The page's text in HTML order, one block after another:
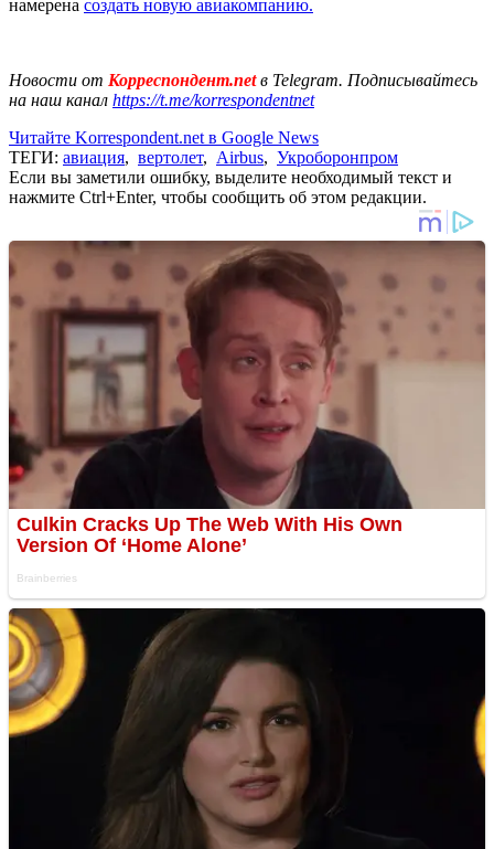
намерена создать новую авиакомпанию.
Новости от Корреспондент.netв Telegram. Подписывайтесь
на наш канал https://t.me/korrespondentnet
Читайте Korrespondent.net в Google News
ТЕГИ: авиация, вертолет, Airbus, Укроборонпром
Если вы заметили ошибку, выделите необходимый текст и
нажмите Ctrl+Enter, чтобы сообщить об этом редакции.